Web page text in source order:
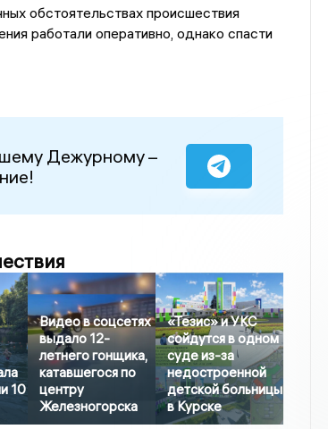
обстоятельствах происшествия
работали оперативно, однако спасти
Дежурному –
10
Видео в соцсетях
выдало 12-
летнего гонщика,
катавшегося по
центру
Железногорска
«Тезис» и УКС
сойдутся в одном
суде из-за
недостроенной
детской больницы
в Курске